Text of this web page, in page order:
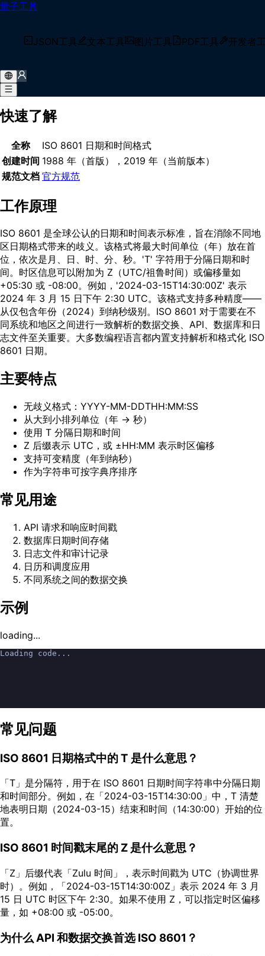
量子工具
JSON工具 文本工具 图片工具 PDF工具 开发者
首页/术语库
什么是 ISO 8601？
际标准，使用 YYYY-MM-DDTHH:MM:SS 模式，可选附带时
区信息。
快速了解
全称
ISO 8601 日期和时间格式
创建时间 1988 年（首版），2019 年（当前版本）
规范文档 官方规范
工作原理
ISO 8601 是全球公认的日期和时间表示标准，旨在消除不同地
区日期格式带来的歧义。该格式将最大时间单位（年）放在首
位，依次是月、日、时、分、秒。'T' 字符用于分隔日期和时
间。时区信息可以附加为 Z（UTC/祖鲁时间）或偏移量如
+05:30 或 -08:00。例如，'2024-03-15T14:30:00Z' 表示
2024 年 3 月 15 日下午 2:30 UTC。该格式支持多种精度——
从仅包含年份（2024）到纳秒级别。ISO 8601 对于需要在不
同系统和地区之间进行一致解析的数据交换、API、数据库和日
志文件至关重要。大多数编程语言都内置支持解析和格式化 ISO
8601 日期。
主要特点
无歧义格式：YYYY-MM-DDTHH:MM:SS
从大到小排列单位（年 → 秒）
使用 T 分隔日期和时间
Z 后缀表示 UTC，或 ±HH:MM 表示时区偏移
支持可变精度（年到纳秒）
作为字符串可按字典序排序
常见用途
API 请求和响应时间戳
数据库日期时间存储
日志文件和审计记录
日历和调度应用
不同系统之间的数据交换
示例
loading...
Loading code...
常见问题
ISO 8601 日期格式中的 T 是什么意思？
「T」是分隔符，用于在 ISO 8601 日期时间字符串中分隔日期
和时间部分。例如，在「2024-03-15T14:30:00」中，T 清楚
地表明日期（2024-03-15）结束和时间（14:30:00）开始的位
置。
ISO 8601 时间戳末尾的 Z 是什么意思？
「Z」后缀代表「Zulu 时间」，表示时间戳为 UTC（协调世界
时）。例如，「2024-03-15T14:30:00Z」表示 2024 年 3 月
15 日 UTC 时区下午 2:30。如果不使用 Z，可以指定时区偏移
量，如 +08:00 或 -05:00。
为什么 API 和数据交换首选 ISO 8601？